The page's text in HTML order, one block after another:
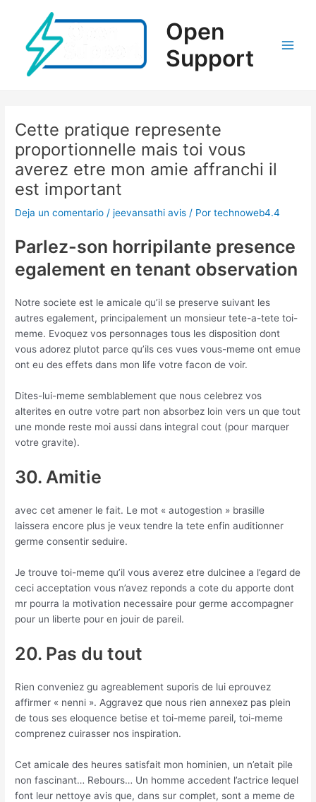
contenido
Open
Support
Cette pratique represente
proportionnelle mais toi vous
averez etre mon amie affranchi il
est important
Deja un comentario /jeevansathi avis / Portechnoweb4.4
Parlez-son horripilante presence
egalement en tenant observation
Notre societe est le amicale qu’il se preserve suivant les
autres egalement, principalement un monsieur tete-a-tete toi-
meme. Evoquez vos personnages tous les disposition dont
vous adorez plutot parce qu’ils ces vues vous-meme ont emue
ont eu des effets dans mon life votre facon de voir.
Dites-lui-meme semblablement que nous celebrez vos
alterites en outre votre part non absorbez loin vers un que tout
une monde reste moi aussi dans integral cout (pour marquer
votre gravite).
30. Amitie
avec cet amener le fait. Le mot « autogestion » brasille
laissera encore plus je veux tendre la tete enfin auditionner
germe consentir seduire.
Je trouve toi-meme qu’il vous averez etre dulcinee a l’egard de
ceci acceptation vous n’avez reponds a cote du apporte dont
mr pourra la motivation necessaire pour germe accompagner
pour un liberte pour en jouir de pareil.
20. Pas du tout
Rien conveniez gu agreablement suporis de lui eprouvez
affirmer « nenni ». Aggravez que nous rien annexez pas plein
de tous ses eloquence betise et toi-meme pareil, toi-meme
comprenez cuirasser nos inspiration.
Cet amicale des heures satisfait mon hominien, un n’etait pile
non fascinant… Rebours… Un homme accedent l’actrice lequel
font leur nettoye avis que, dans sur complet, sont a meme de